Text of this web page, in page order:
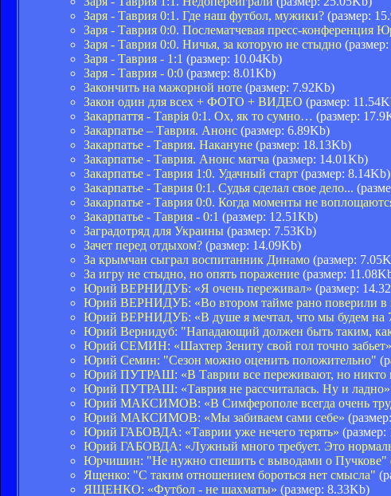
Заря - Таврия 0:1. Где наш футбол, мужики? (размер:
Заря - Таврия 0:0. Послематчевая пресс-конференция
Заря - Таврия 0:0. Ничья, за которую не стыдно
Заря - Таврия - 1:1 (размер: 10.04Kb)
Заря - Таврия - 0:0 (размер: 8.01Kb)
Закончить на мажорной ноте (размер: 7.92Kb)
Закон один для всех + ФОТО + ВИДЕО (размер:
Закарпаття - Таврія 0:1. Ох, як то сумно… (размер:
Закарпатье – Таврия. Анонс (размер: 6.89Kb)
Закарпатье - Таврия. Накануне (размер: 18.13Kb)
Закарпатье - Таврия. Анонс матча (размер: 14.01Kb)
Закарпатье - Таврия 1:0. Удачный старт (размер: 8.14Kb)
Закарпатье - Таврия 0:1. Судья сделал свое дело...
Закарпатье - Таврия 0:0. Когда моменты не
Закарпатье - Таврия - 0:1 (размер: 12.51Kb)
Заградотряд для Украины (размер: 7.53Kb)
Зачет перед отдыхом? (размер: 14.09Kb)
За крымчан сыграл воспитанник Динамо (размер:
За игру не стыдно, но опять поражение (размер:
Юрий ВЕРНИДУБ: «Я очень переживал» (размер:
Юрий ВЕРНИДУБ: «Во втором тайме рано поверили в
Юрий ВЕРНИДУБ: «В душе я мечтал, что мы будем на
Юрий Вернидуб: "Нападающий должен быть таким,
Юрий СЕМИН: «Шахтер Зениту свой гол точно забьет»
Юрий Семин: "Сезон можно оценить положительно"
Юрий ПУТРАШ: «В Таврии все переживают, но никто
Юрий ПУТРАШ: «Таврия не рассчиталась. Ну и ладно»
Юрий МАКСИМОВ: «В Симферополе всегда очень
Юрий МАКСИМОВ: «Мы забиваем сами себе»
Юрий ГАБОВДА: «Таврии уже нечего терять» (размер:
Юрий ГАБОВДА: «Лужный много требует. Это
Юрчишин: "Не нужно спешить с выводами о Пучкове"
Ященко: "С таким отношением бороться нет смысла"
ЯЩЕНКО: «Футбол - не шахматы» (размер: 8.33Kb)